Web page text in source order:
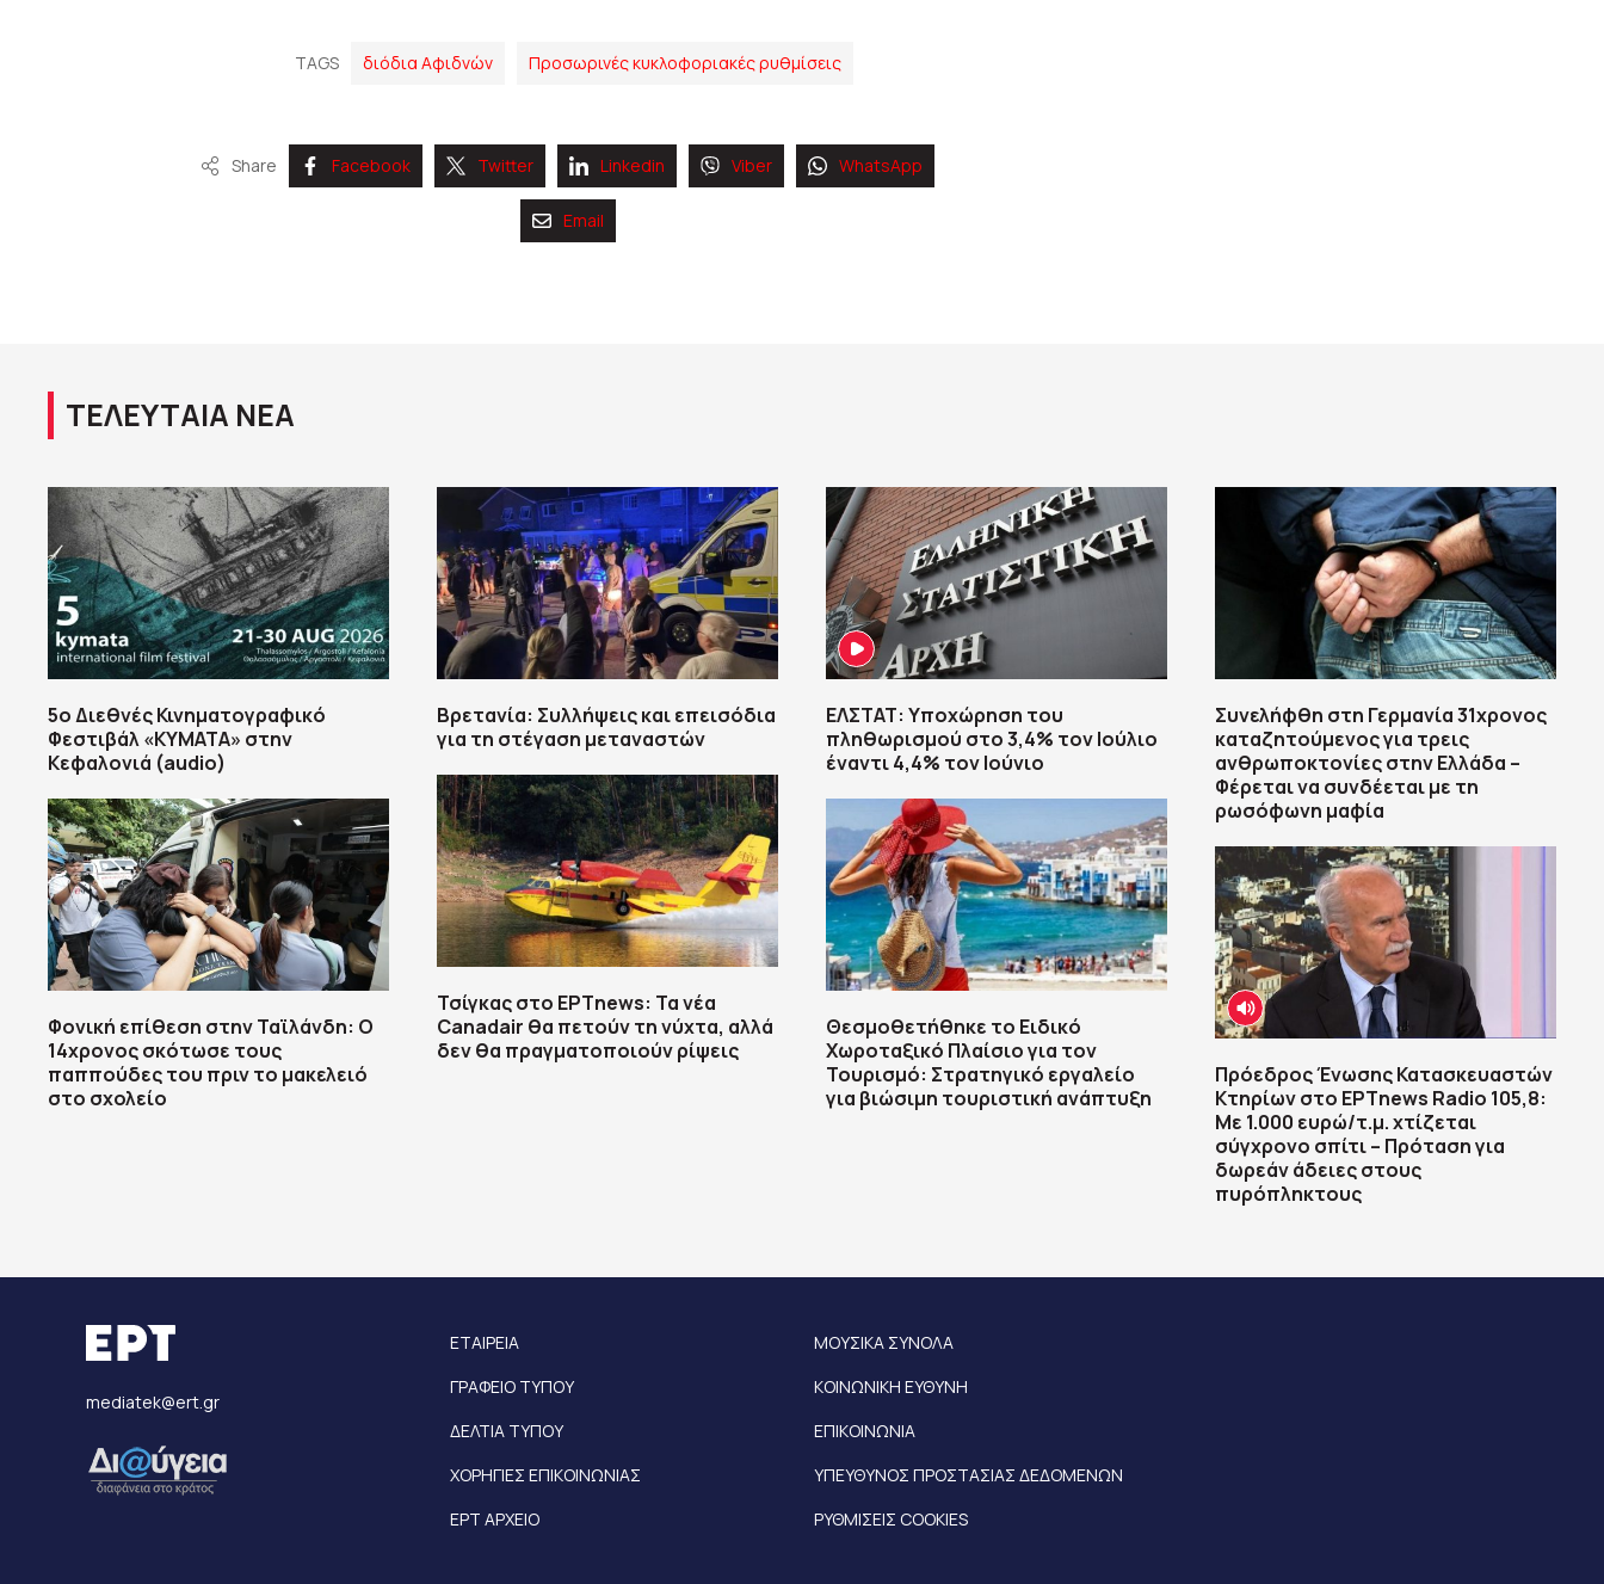
TAGS διόδια Αφιδνών Προσωρινές κυκλοφοριακές ρυθμίσεις
Share Facebook Twitter Linkedin Viber WhatsApp
Email
ΤΕΛΕΥΤΑΙΑ ΝΕΑ
5ο Διεθνές Κινηματογραφικό
Φεστιβάλ «ΚΥΜΑΤΑ» στην
Κεφαλονιά (audio)
Φονική επίθεση στην Ταϊλάνδη: Ο
14χρονος σκότωσε τους
παππούδες του πριν το μακελειό
στο σχολείο
Βρετανία: Συλλήψεις και επεισόδια
για τη στέγαση μεταναστών
Τσίγκας στο ΕΡΤnews: Τα νέα
Canadair θα πετούν τη νύχτα, αλλά
δεν θα πραγματοποιούν ρίψεις
ΕΛΣΤΑΤ: Υποχώρηση του
πληθωρισμού στο 3,4% τον Ιούλιο
έναντι 4,4% τον Ιούνιο
Θεσμοθετήθηκε το Ειδικό
Χωροταξικό Πλαίσιο για τον
Τουρισμό: Στρατηγικό εργαλείο
για βιώσιμη τουριστική ανάπτυξη
Συνελήφθη στη Γερμανία 31χρονος
καταζητούμενος για τρεις
ανθρωποκτονίες στην Ελλάδα –
Φέρεται να συνδέεται με τη
ρωσόφωνη μαφία
Πρόεδρος Ένωσης Κατασκευαστών
Κτηρίων στο ΕΡΤnews Radio 105,8:
Με 1.000 ευρώ/τ.μ. χτίζεται
σύγχρονο σπίτι – Πρόταση για
δωρεάν άδειες στους
πυρόπληκτους
mediatek@ert.gr
ΕΤΑΙΡΕΙΑ
ΓΡΑΦΕΙΟ ΤΥΠΟΥ
ΔΕΛΤΙΑ ΤΥΠΟΥ
ΧΟΡΗΓΙΕΣ ΕΠΙΚΟΙΝΩΝΙΑΣ
ΕΡΤ ΑΡΧΕΙΟ
ΜΟΥΣΙΚΑ ΣΥΝΟΛΑ
ΚΟΙΝΩΝΙΚΗ ΕΥΘΥΝΗ
ΕΠΙΚΟΙΝΩΝΙΑ
ΥΠΕΥΘΥΝΟΣ ΠΡΟΣΤΑΣΙΑΣ ΔΕΔΟΜΕΝΩΝ
ΡΥΘΜΙΣΕΙΣ COOKIES